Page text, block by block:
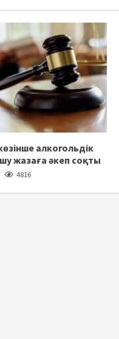
алкогольдік
жазаға әкеп соқты
4816